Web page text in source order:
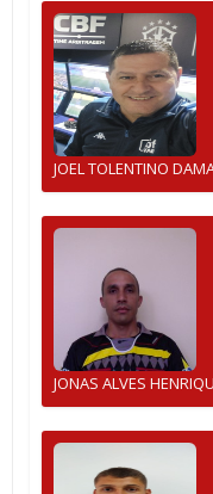
JOEL TOLENTINO
JONAS ALVES